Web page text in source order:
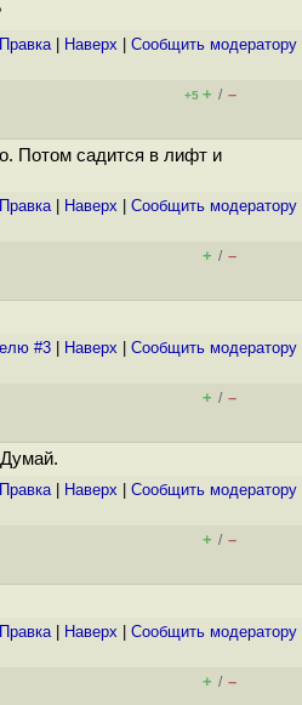
Правка| Наверх Cообщить модератору
+5 + / –
Потом садится в лифт и
Правка| Наверх Cообщить модератору
+ / –
#3 Наверх Cообщить модератору
+ / –
Правка| Наверх Cообщить модератору
+ / –
Правка| Наверх Cообщить модератору
+ / –